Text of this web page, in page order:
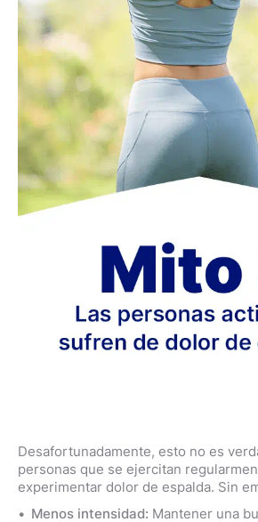
Desafortunadamente, esto no es
personas que se ejercitan
experimentar dolor de espalda. Sin
Menos intensidad: Mantener una